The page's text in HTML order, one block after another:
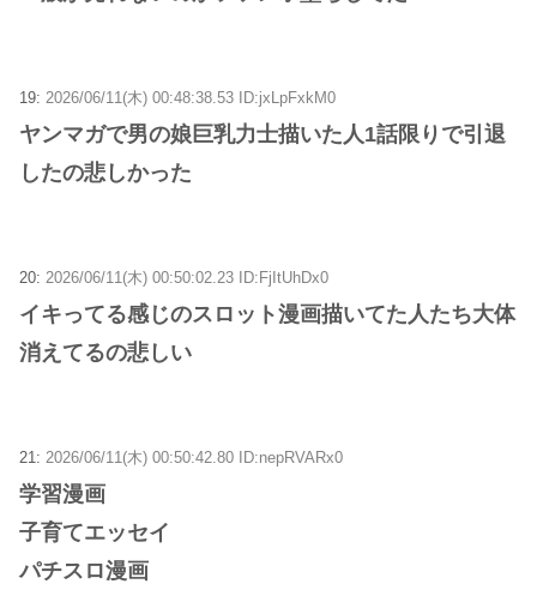
19: 2026/06/11(木) 00:48:38.53 ID:jxLpFxkM0
ヤンマガで男の娘巨乳力士描いた人1話限りで引退
したの悲しかった
20: 2026/06/11(木) 00:50:02.23 ID:FjItUhDx0
イキってる感じのスロット漫画描いてた人たち大体
消えてるの悲しい
21: 2026/06/11(木) 00:50:42.80 ID:nepRVARx0
学習漫画
子育てエッセイ
パチスロ漫画